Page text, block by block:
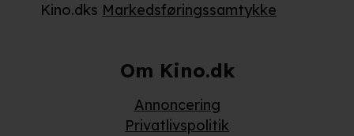
Kino.dks Markedsføringssamtykke
Om Kino.dk
Annoncering
Privatlivspolitik